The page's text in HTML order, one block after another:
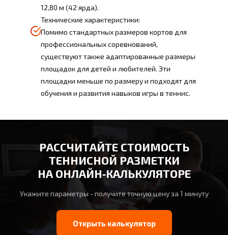
12,80 м (42 ярда).
Технические характеристики:
Помимо стандартных размеров кортов для
профессиональных соревнований,
существуют также адаптированные размеры
площадок для детей и любителей. Эти
площадки меньше по размеру и подходят для
обучения и развития навыков игры в теннис.
РАССЧИТАЙТЕ СТОИМОСТЬ
ТЕННИСНОЙ РАЗМЕТКИ
НА ОНЛАЙН‑КАЛЬКУЛЯТОРЕ
Укажите параметры - получите точную цену за 1 минуту
Открыть калькулятор